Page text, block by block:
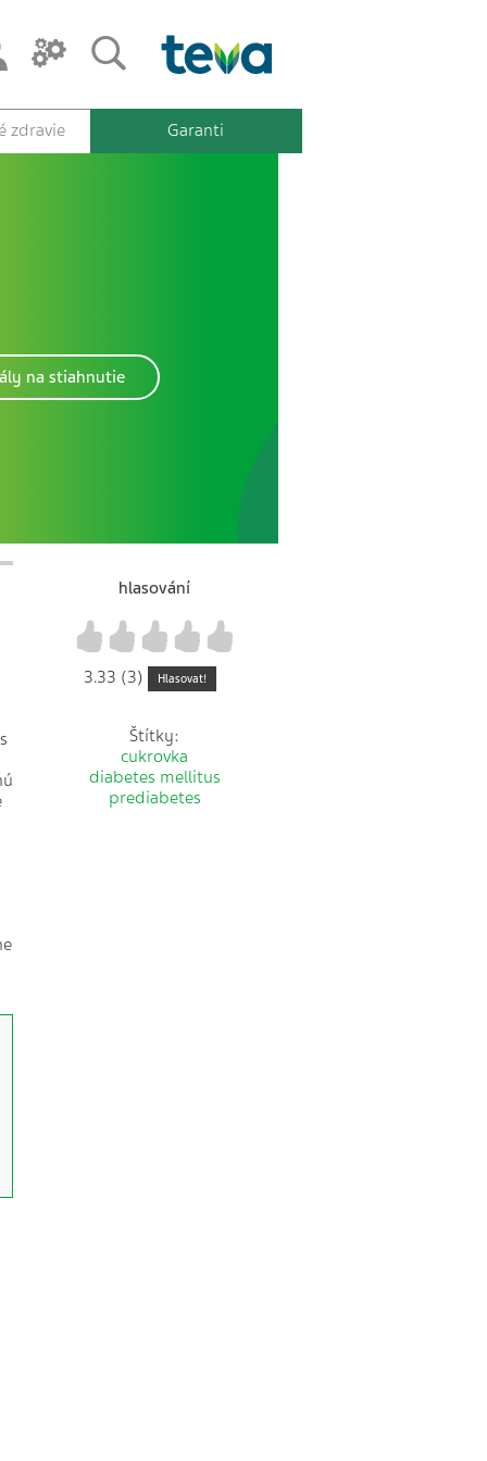
zdravie Garanti
na stiahnutie
hlasování
4
3
2
1
3.33 (3) Hlasovat!
Štítky:
cukrovka
diabetes mellitus
prediabetes